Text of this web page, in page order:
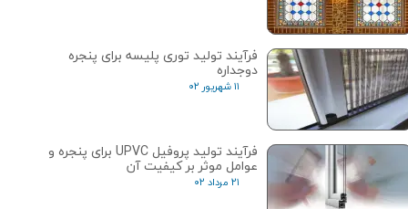
فرآیند تولید توری پلیسه برای پنجره
دوجداره
۱۱ شهریور ۰۲
فرآیند تولید پروفیل UPVC برای پنجره و
عوامل موثر بر کیفیت آن
۲۱ مرداد ۰۲